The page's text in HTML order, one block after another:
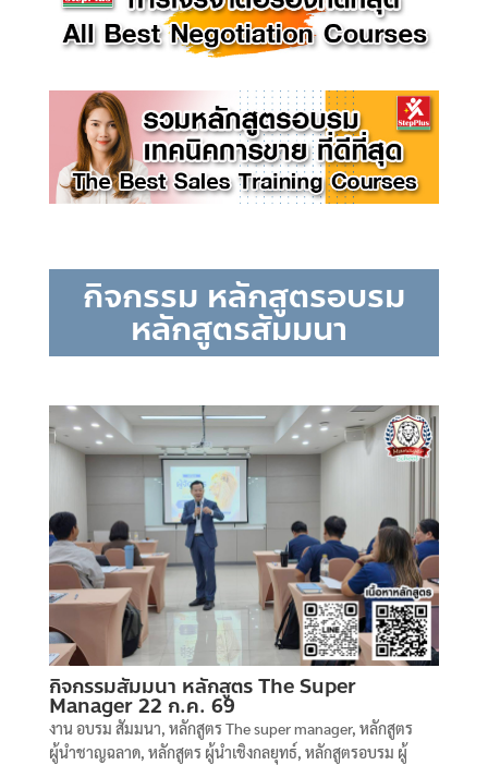
กิจกรรม หลักสูตรอบรม
หลักสูตรสัมมนา
กิจกรรมสัมมนา หลักสูตร The Super
Manager 22 ก.ค. 69
งาน อบรม สัมมนา, หลักสูตร The super manager, หลักสูตร
ผู้นำชาญฉลาด, หลักสูตร ผู้นำเชิงกลยุทธ์, หลักสูตรอบรม ผู้